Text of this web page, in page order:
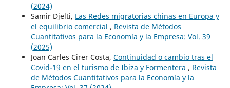
(2024)
Samir Djelti, Las Redes migratorias chinas en Europa y
el equilibrio comercial , Revista de Métodos
Cuantitativos para la Economía y la Empresa: Vol. 39
(2025)
Joan Carles Cirer Costa, Continuidad o cambio tras el
Covid-19 en el turismo de Ibiza y Formentera , Revista
de Métodos Cuantitativos para la Economía y la